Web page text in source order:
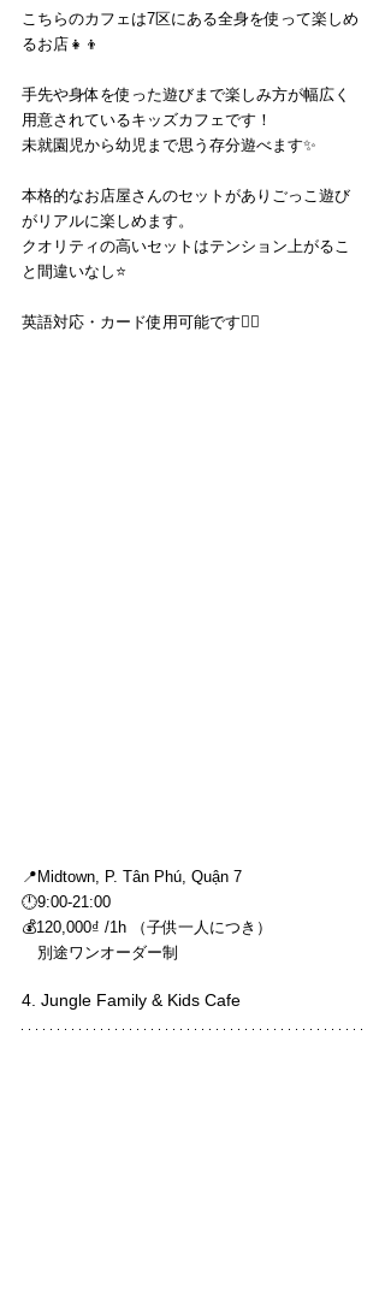
こちらのカフェは7区にある全身を使って楽しめ
るお店👧👦
手先や身体を使った遊びまで楽しみ方が幅広く
用意されているキッズカフェです！
未就園児から幼児まで思う存分遊べます✨
本格的なお店屋さんのセットがありごっこ遊び
がリアルに楽しめます。
クオリティの高いセットはテンション上がるこ
と間違いなし⭐️
英語対応・カード使用可能です🙆‍♀️
📍Midtown, P. Tân Phú, Quận 7
🕛9:00-21:00
💰120,000₫ /1h （子供一人につき）
別途ワンオーダー制
4. Jungle Family & Kids Cafe